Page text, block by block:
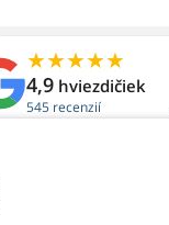
4,9 hviezdičiek
545 recenzií